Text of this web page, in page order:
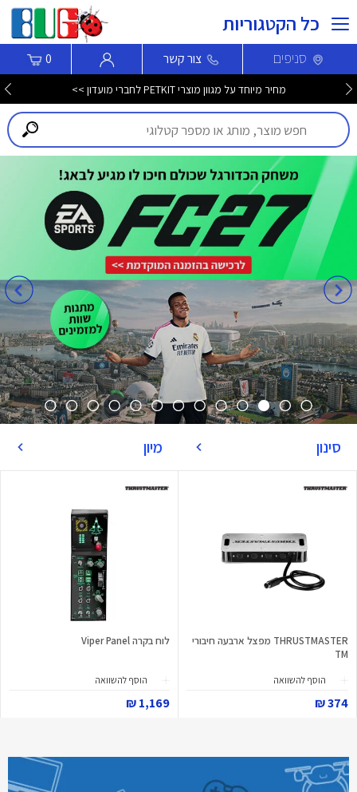
כל הקטגוריות
סניפים צור קשר 0
מחיר מיוחד על מגוון מוצרי PETKIT לחברי מועדון >>
סינון מיון
THRUSTMASTER מפצל ארבעה חיבורי
TM
הוסף להשוואה
374 ₪
לוח בקרה Viper Panel
הוסף להשוואה
1,169 ₪